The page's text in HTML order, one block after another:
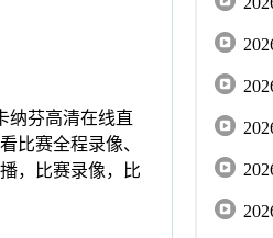
纳芬高清在线直
比赛全程录像、
，比赛录像，比